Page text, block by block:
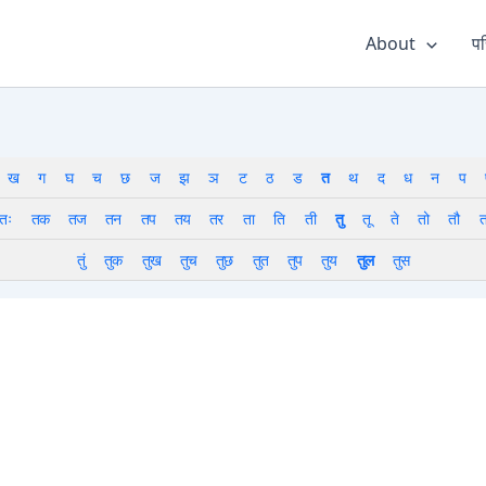
About
ख ग घ च छ ज झ ञ ट ठ ड त थ द ध न प
तः
तक तज तन तप तय तर ता ति ती तु तू ते तो तौ
त्
तुं
तुक तुख तुच तुछ तुत तुप तुय तुल तुस